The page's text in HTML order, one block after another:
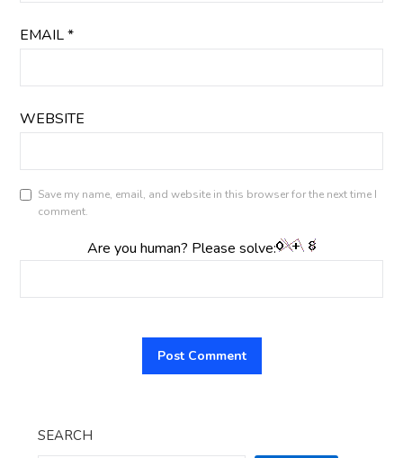
EMAIL*
WEBSITE
Save my name, email, and website in this browser for the next time I
comment.
Are you human? Please solve:
SEARCH